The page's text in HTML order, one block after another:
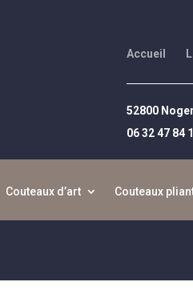
Accueil
52800
06 32 47 84
Couteaux d’art Couteaux